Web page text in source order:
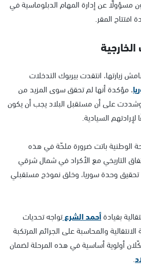
مسؤولًا عن إدارة المهام الدبلوماسية في
افتتاح المقر.
زيارتها، انتقدت بيربوك التدخلات
، مؤكدة أنها لم تحقق سوى المزيد من
على أن مستقبل البلاد يجب أن يكون
السيادية.
الوطنية باتت ضرورة ملحّة في هذه
التاريخي مع الأكراد في شمال شرقي
وحدة سوريا، وخلق نموذج مستقبلي
بقيادةأحمد الشرعتواجه تحديات
والمحاسبة على الجرائم المرتكبة
أولوية أساسية في هذه المرحلة لضمان
.